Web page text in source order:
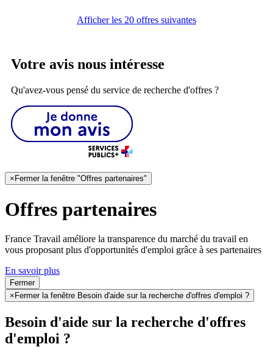
Afficher les 20 offres suivantes
Votre avis nous intéresse
Qu'avez-vous pensé du service de recherche d'offres ?
× Fermer la fenêtre "Offres partenaires"
Offres partenaires
France Travail améliore la transparence du marché du travail en
vous proposant plus d'opportunités d'emploi grâce à ses partenaires
En savoir plus
Fermer
× Fermer la fenêtre Besoin d'aide sur la recherche d'offres d'emploi ?
Besoin d'aide sur la recherche d'offres
d'emploi ?